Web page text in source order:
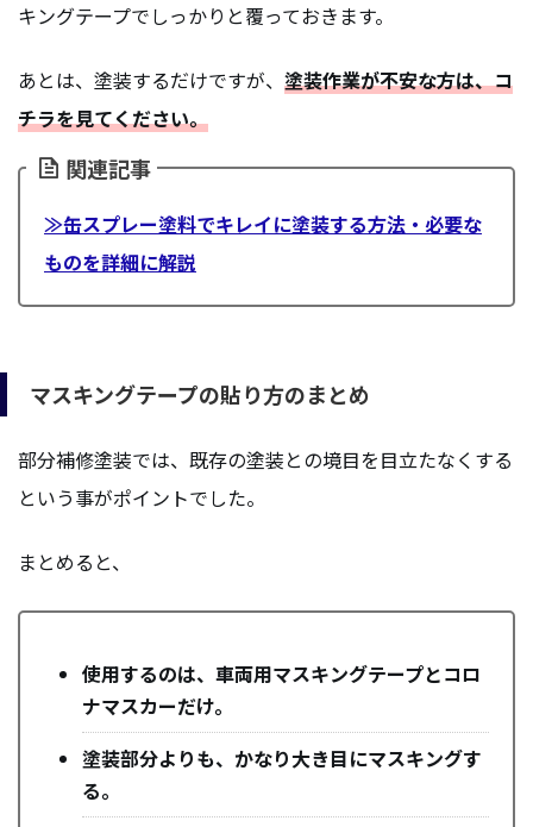
キングテープでしっかりと覆っておきます。
あとは、塗装するだけですが、 塗装作業が不安な方は、コ
チラを見てください。
関連記事
≫缶スプレー塗料でキレイに塗装する方法・必要な
ものを詳細に解説
マスキングテープの貼り方のまとめ
部分補修塗装では、既存の塗装との境目を目立たなくする
という事がポイントでした。
まとめると、
使用するのは、車両用マスキングテープとコロ
ナマスカーだけ。
塗装部分よりも、かなり大き目にマスキングす
る。